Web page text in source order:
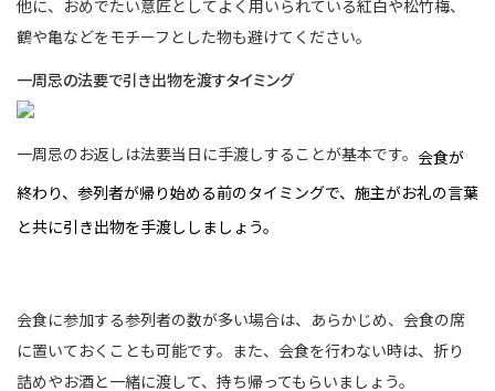
他に、おめでたい意匠としてよく用いられている紅白や松竹梅、
鶴や亀などをモチーフとした物も避けてください。
一周忌の法要で引き出物を渡すタイミング
一周忌のお返しは法要当日に手渡しすることが基本です。 会食が
終わり、参列者が帰り始める前のタイミングで、施主がお礼の言葉
と共に引き出物を手渡ししましょう。
会食に参加する参列者の数が多い場合は、あらかじめ、会食の席
に置いておくことも可能です。また、会食を行わない時は、折り
詰めやお酒と一緒に渡して、持ち帰ってもらいましょう。